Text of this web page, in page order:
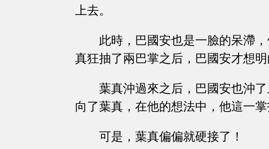
上去。
此時，巴國安也是一臉的呆滯
真狂抽了兩巴掌之后，巴國安才想
葉真沖過來之后，巴國安也沖
向了葉真，在他的想法中，他這一
可是，葉真偏偏就硬接了！